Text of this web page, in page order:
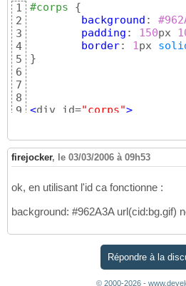
1
2
3
4
5
6
7
8
9
#corps
{
background :
padding : 150px
border: 1px
}
<div id="corps">
firejocker, le 03/03/2006 à 09h53
ok, en utilisant l'id ca fonctionne :
background: #962A3A url(cid:bg.gif)
Répondre à la
© 2000-2026 -